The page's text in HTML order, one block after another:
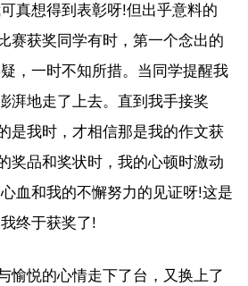
真想得到表彰呀!但出乎意料的
赛获奖同学有时，第一个念出的
，一时不知所措。当同学提醒我
湃地走了上去。直到我手接奖
是我时，才相信那是我的作文获
奖品和奖状时，我的心顿时激动
血和我的不懈努力的见证呀!这是
终于获奖了!
愉悦的心情走下了台，又换上了